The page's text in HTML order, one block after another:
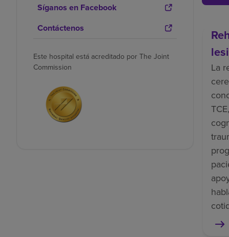
Síganos en Facebook
Contáctenos
Este hospital está acreditado por The Joint
Commission
La